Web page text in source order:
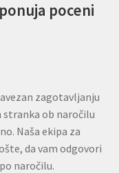
poceni
zagotavljanju
stranka ob naročilu
Naša ekipa za
da vam odgovori
naročilu.